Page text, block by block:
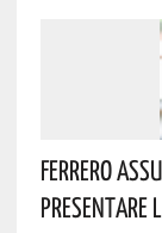
Ferrero
Presentare